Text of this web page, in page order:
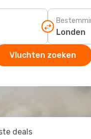
Vluchten zoeken
deals